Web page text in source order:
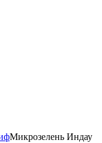
Микрозелень Индау